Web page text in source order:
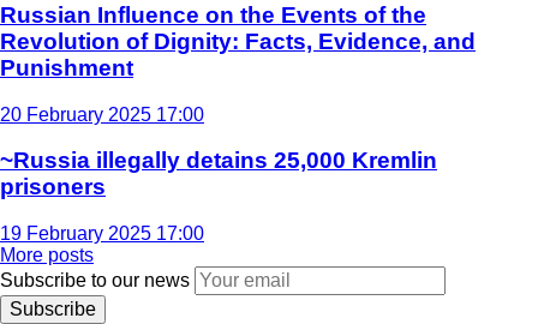
Russian Influence on the Events of the
Revolution of Dignity: Facts, Evidence, and
Punishment
20 February 2025 17:00
~Russia illegally detains 25,000 Kremlin
prisoners
19 February 2025 17:00
More posts
Subscribe to our news
Subscribe